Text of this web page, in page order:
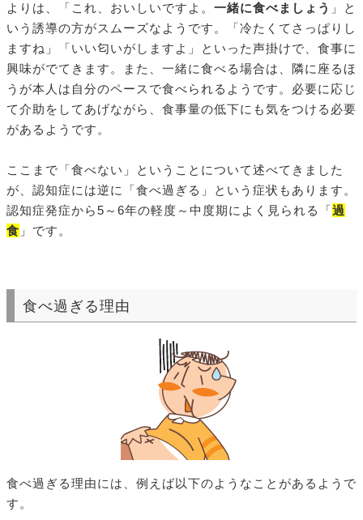
よりは、「これ、おいしいですよ。 一緒に食べましょう 」と
いう誘導の方がスムーズなようです。「冷たくてさっぱりし
ますね」「いい匂いがしますよ」といった声掛けで、食事に
興味がでてきます。また、一緒に食べる場合は、隣に座るほ
うが本人は自分のペースで食べられるようです。必要に応じ
て介助をしてあげながら、食事量の低下にも気をつける必要
があるようです。
ここまで「食べない」ということについて述べてきました
が、認知症には逆に「食べ過ぎる」という症状もあります。
認知症発症から5～6年の軽度～中度期によく見られる「過
食 」です。
食べ過ぎる理由
食べ過ぎる理由には、例えば以下のようなことがあるようで
す。